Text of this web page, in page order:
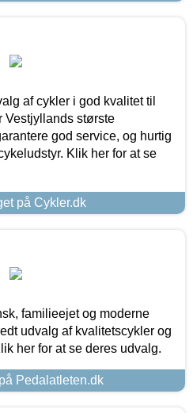
af cykler i god kvalitet til
Vestjyllands største
god service, og hurtig
Klik her for at se
på Cykler.dk
familieejet og moderne
udvalg af kvalitetscykler og
her for at se deres udvalg.
Pedalatleten.dk